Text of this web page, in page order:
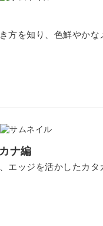
方を知り、色鮮やかな
ナ編
エッジを活かしたカタ